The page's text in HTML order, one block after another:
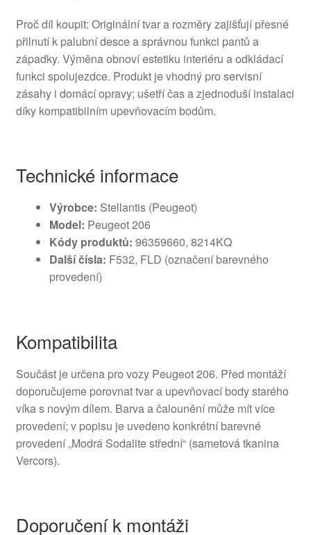
Proč díl koupit: Originální tvar a rozměry zajišťují přesné
přilnutí k palubní desce a správnou funkci pantů a
západky. Výměna obnoví estetiku interiéru a odkládací
funkci spolujezdce. Produkt je vhodný pro servisní
zásahy i domácí opravy; ušetří čas a zjednoduší instalaci
díky kompatibilním upevňovacím bodům.
Technické informace
Výrobce: Stellantis (Peugeot)
Model: Peugeot 206
Kódy produktů: 96359660, 8214KQ
Další čísla: F532, FLD (označení barevného
provedení)
Kompatibilita
Součást je určena pro vozy Peugeot 206. Před montáží
doporučujeme porovnat tvar a upevňovací body starého
víka s novým dílem. Barva a čalounění může mít více
provedení; v popisu je uvedeno konkrétní barevné
provedení „Modrá Sodalite střední“ (sametová tkanina
Vercors).
Doporučení k montáži